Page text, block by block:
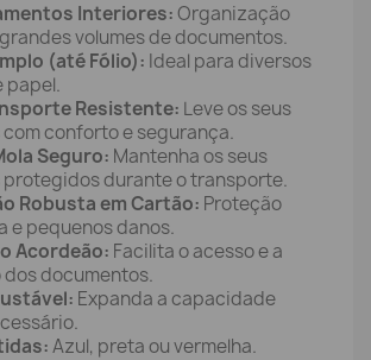
Interiores:Organização
volumes de documentos.
(até Fólio): Ideal para diversos
papel.
Resistente: Leve os seus
conforto e segurança.
Seguro: Mantenha os seus
durante o transporte.
Robusta em Cartão: Proteção
e pequenos danos.
Acordeão: Facilita o acesso e a
documentos.
Expanda a capacidade
Azul, preta ou vermelha.